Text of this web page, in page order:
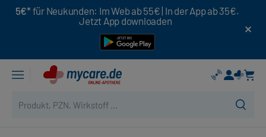
5€* für Neukunden: Im Web ab 55€ | In der App ab 35€.
Jetzt App downloaden